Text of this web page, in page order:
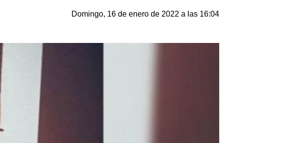
Domingo, 16 de enero de 2022 a las 16:04